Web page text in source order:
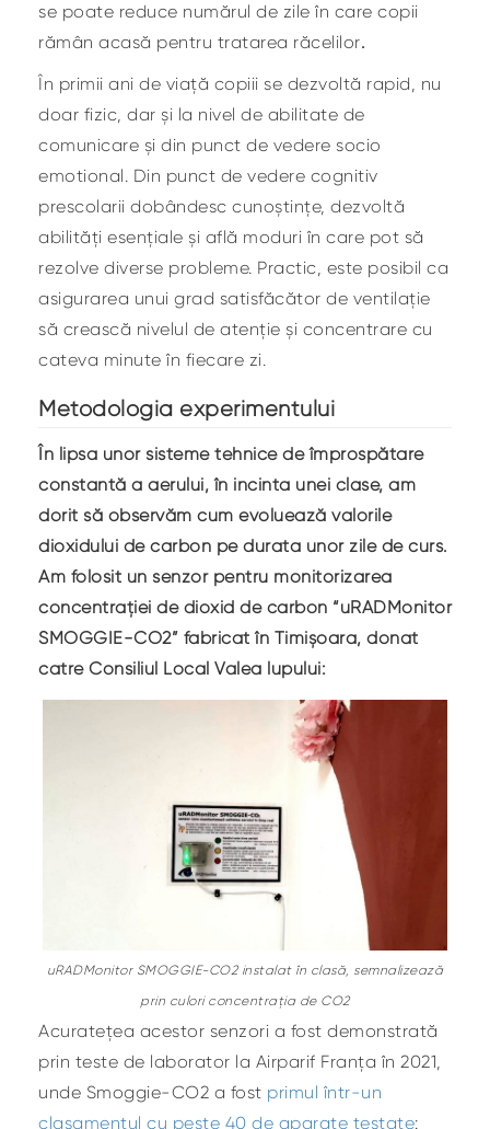
se poate reduce numărul de zile în care copii
rămân acasă pentru tratarea răcelilor.
În primii ani de viață copiii se dezvoltă rapid, nu
doar fizic, dar și la nivel de abilitate de
comunicare și din punct de vedere socio
emotional. Din punct de vedere cognitiv
prescolarii dobândesc cunoștințe, dezvoltă
abilități esențiale și află moduri în care pot să
rezolve diverse probleme. Practic, este posibil ca
asigurarea unui grad satisfăcător de ventilație
să crească nivelul de atenție și concentrare cu
cateva minute în fiecare zi.
Metodologia experimentului
În lipsa unor sisteme tehnice de împrospătare
constantă a aerului, în incinta unei clase, am
dorit să observăm cum evoluează valorile
dioxidului de carbon pe durata unor zile de curs.
Am folosit un senzor pentru monitorizarea
concentrației de dioxid de carbon “uRADMonitor
SMOGGIE-CO2” fabricat în Timișoara, donat
catre Consiliul Local Valea lupului:
uRADMonitor SMOGGIE-CO2 instalat în clasă, semnalizează
prin culori concentrația de CO2
Acuratețea acestor senzori a fost demonstrată
prin teste de laborator la Airparif Franța în 2021,
unde Smoggie-CO2 a fost primul într-un
clasamentul cu peste 40 de aparate testate: